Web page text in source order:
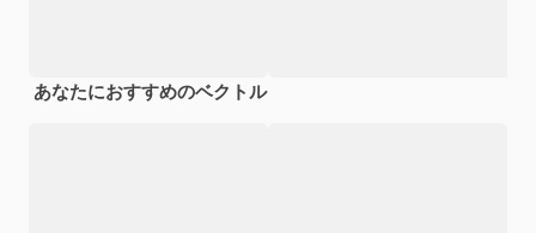
あなたにおすすめのベクトル